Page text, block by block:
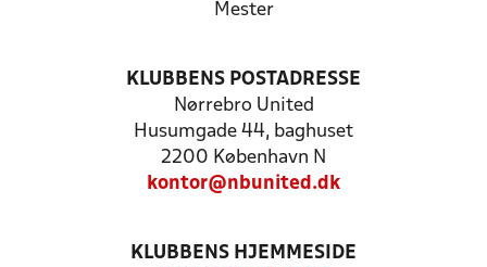
Mester
KLUBBENS POSTADRESSE
Nørrebro United
Husumgade 44, baghuset
2200 København N
kontor@nbunited.dk
KLUBBENS HJEMMESIDE